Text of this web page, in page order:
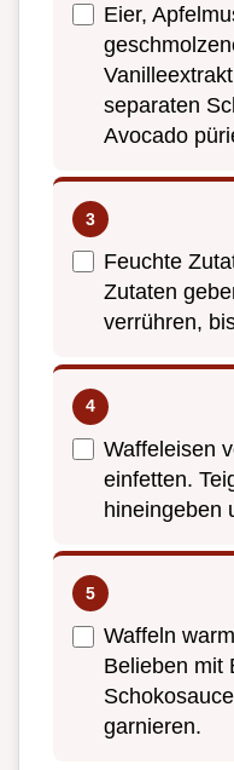
Eier,
separaten
Avocado
Feuchte
Zutaten
verrühren,
Waffeleisen
einfetten.
hineingeben
Waffeln
Belieben mit
garnieren.